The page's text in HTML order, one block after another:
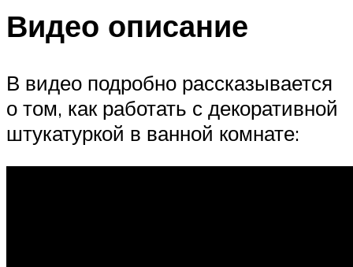
Видео описание
В видео подробно рассказывается
о том, как работать с декоративной
штукатуркой в ванной комнате: